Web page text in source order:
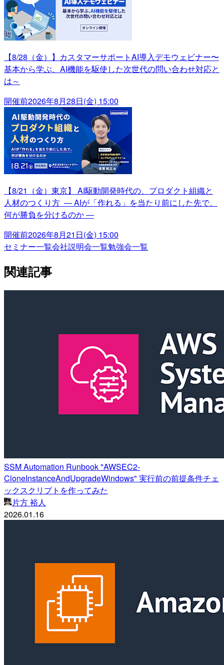
【8/28（金）】カスタマーサポートAI導入デモウェビナー〜
基本から学ぶ、AI機能を駆使した次世代の問い合わせ対応と
は～
開催前2026年8月28日(金) 15:00
【8/21（金）東京】 AI駆動開発時代の、プロダクト組織と
人材のつくり方 ― AIが「作れる」を当たり前にした先で、
何が勝負を分けるのか ―
開催前2026年8月21日(金) 15:00
セミナー一覧会社説明会一覧勉強会一覧
関連記事
SSM Automation Runbook "AWSEC2-
CloneInstanceAndUpgradeWindows" 実行前の前提条件チェ
ックスクリプトを作ってみた
片方 裕人
2026.01.16